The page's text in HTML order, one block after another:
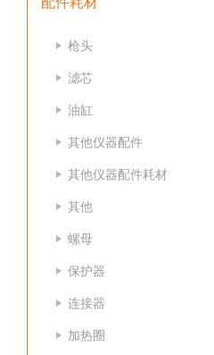
枪头
滤芯
油缸
其他仪器配件
其他仪器配件耗材
其他
螺母
保护器
连接器
加热圈